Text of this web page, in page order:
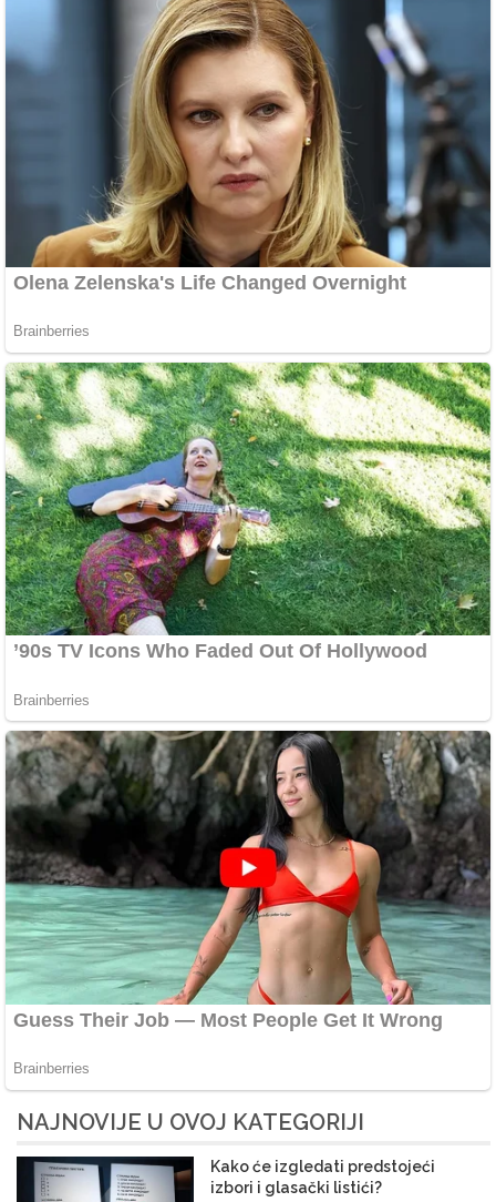
NAJNOVIJE U OVOJ KATEGORIJI
Kako će izgledati predstojeći
izbori i glasački listići?